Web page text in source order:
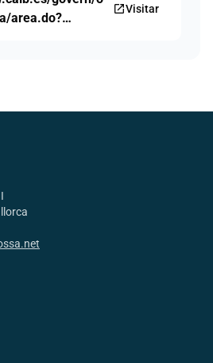
area.do?
open_in_newVisitar